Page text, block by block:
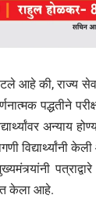
की, राज्य सेवा
पद्धतीने
अन्याय
केली
केला आहे.